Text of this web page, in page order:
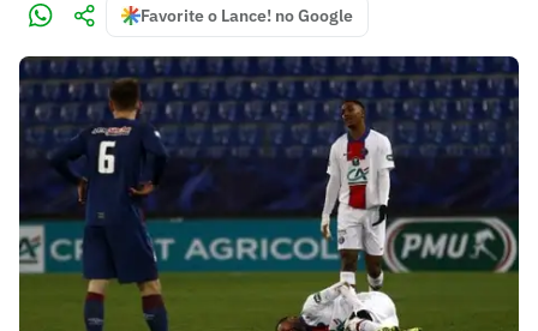
Favorite o Lance! no Google